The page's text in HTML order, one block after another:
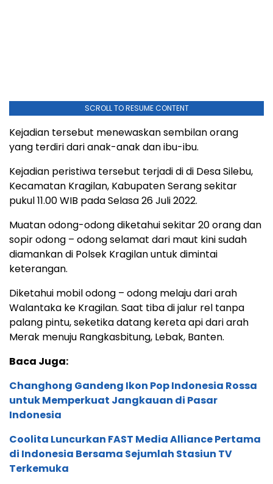
SCROLL TO RESUME CONTENT
Kejadian tersebut menewaskan sembilan orang
yang terdiri dari anak-anak dan ibu-ibu.
Kejadian peristiwa tersebut terjadi di di Desa Silebu,
Kecamatan Kragilan, Kabupaten Serang sekitar
pukul 11.00 WIB pada Selasa 26 Juli 2022.
Muatan odong-odong diketahui sekitar 20 orang dan
sopir odong – odong selamat dari maut kini sudah
diamankan di Polsek Kragilan untuk dimintai
keterangan.
Diketahui mobil odong – odong melaju dari arah
Walantaka ke Kragilan. Saat tiba di jalur rel tanpa
palang pintu, seketika datang kereta api dari arah
Merak menuju Rangkasbitung, Lebak, Banten.
Baca Juga:
Changhong Gandeng Ikon Pop Indonesia Rossa
untuk Memperkuat Jangkauan di Pasar
Indonesia
Coolita Luncurkan FAST Media Alliance Pertama
di Indonesia Bersama Sejumlah Stasiun TV
Terkemuka